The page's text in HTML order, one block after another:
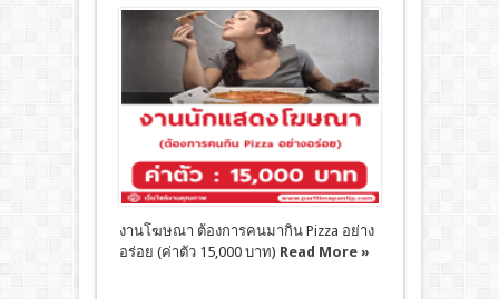
งานโฆษณา ต้องการคนมากิน Pizza อย่าง
อร่อย (ค่าตัว 15,000 บาท) Read More »